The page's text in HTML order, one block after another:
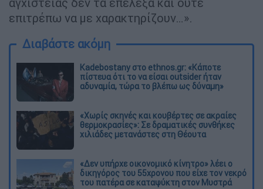
επιτρέπω να με χαρακτηρίζουν…».
Διαβάστε ακόμη
Kadebostany στο ethnos.gr: «Κάποτε
πίστευα ότι το να είσαι outsider ήταν
αδυναμία, τώρα το βλέπω ως δύναμη»
«Χωρίς σκηνές και κουβέρτες σε ακραίες
θερμοκρασίες»: Σε δραματικές συνθήκες
χιλιάδες μετανάστες στη Θέουτα
«Δεν υπήρχε οικονομικό κίνητρο» λέει ο
δικηγόρος του 55χρονου που είχε τον νεκρό
του πατέρα σε καταψύκτη στον Μυστρά